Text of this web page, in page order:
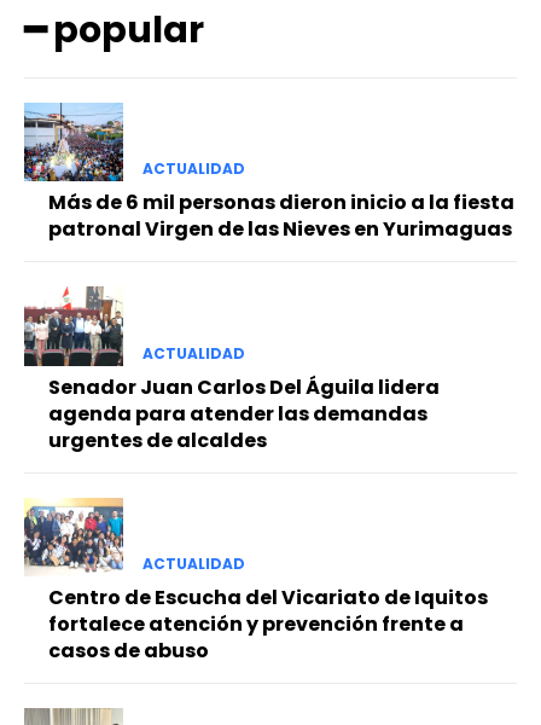
━ Planes
━ popular
ACTUALIDAD
Más de 6 mil personas dieron inicio a la fiesta
patronal Virgen de las Nieves en Yurimaguas
ACTUALIDAD
Senador Juan Carlos Del Águila lidera
agenda para atender las demandas
urgentes de alcaldes
ACTUALIDAD
Centro de Escucha del Vicariato de Iquitos
fortalece atención y prevención frente a
casos de abuso